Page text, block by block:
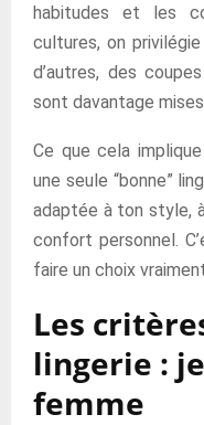
habitudes et les
cultures, on
d’autres, des
sont davantage
Ce que cela
une seule “bonne”
adaptée à ton style,
confort personnel.
faire un choix
Les
lingerie :
femme